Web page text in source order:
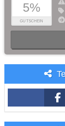
5%
GUTSCHEIN